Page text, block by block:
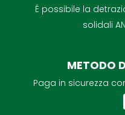
É possibile la
solidali
METODO
Paga in sicurezza